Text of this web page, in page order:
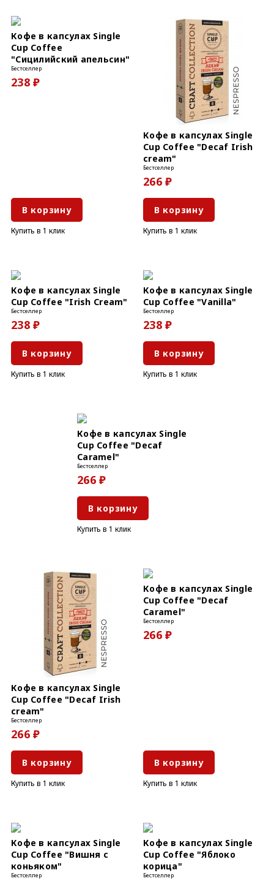
Кофе в капсулах Single
Cup Coffee
"Сицилийский апельсин"
Бестселлер
238 ₽
В корзину
Купить в 1 клик
Кофе в капсулах Single
Cup Coffee "Decaf Irish
cream"
Бестселлер
266 ₽
В корзину
Купить в 1 клик
Кофе в капсулах Single
Cup Coffee "Irish Cream"
Бестселлер
238 ₽
В корзину
Купить в 1 клик
Кофе в капсулах Single
Cup Coffee "Vanilla"
Бестселлер
238 ₽
В корзину
Купить в 1 клик
Кофе в капсулах Single
Cup Coffee "Decaf
Caramel"
Бестселлер
266 ₽
В корзину
Купить в 1 клик
Кофе в капсулах Single
Cup Coffee "Decaf Irish
cream"
Бестселлер
266 ₽
В корзину
Купить в 1 клик
Кофе в капсулах Single
Cup Coffee "Decaf
Caramel"
Бестселлер
266 ₽
В корзину
Купить в 1 клик
Кофе в капсулах Single
Cup Coffee "Вишня с
коньяком"
Бестселлер
Кофе в капсулах Single
Cup Coffee "Яблоко
корица"
Бестселлер